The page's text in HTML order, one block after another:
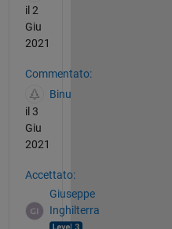
il 2
Giu
2021
Commentato:
Binu
il 3
Giu
2021
Accettato:
Giuseppe
Inghilterra